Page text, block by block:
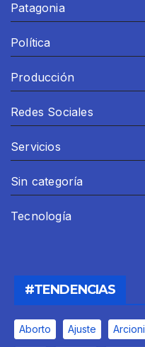
Patagonia
Política
Producción
Redes Sociales
Servicios
Sin categoría
Tecnología
#TENDENCIAS
Aborto Ajuste Arcioni